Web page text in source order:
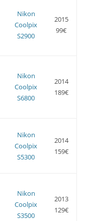
Nikon
Coolpix
S2900
2015
99€
Nikon
Coolpix
S6800
2014
189€
Nikon
Coolpix
S5300
2014
159€
Nikon
Coolpix
S3500
2013
129€